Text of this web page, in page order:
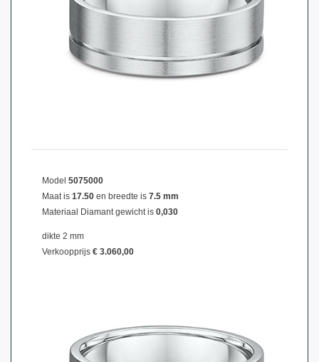
Model 5075000
Maat is 17.50 en breedte is 7.5 mm
Materiaal Diamant gewicht is 0,030
dikte 2 mm
Verkoopprijs € 3.060,00